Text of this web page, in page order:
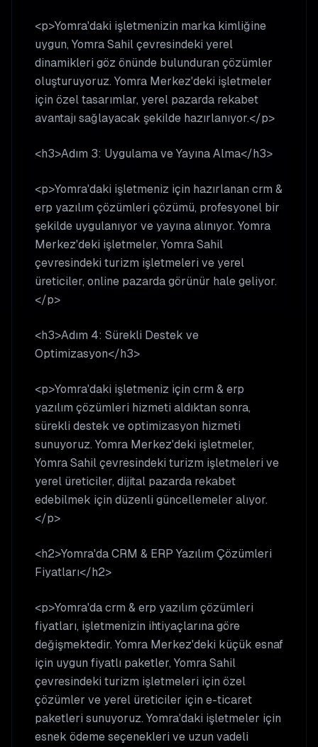
<p>Yomra'daki işletmenizin marka kimliğine
uygun, Yomra Sahil çevresindeki yerel
dinamikleri göz önünde bulunduran çözümler
oluşturuyoruz. Yomra Merkez'deki işletmeler
için özel tasarımlar, yerel pazarda rekabet
avantajı sağlayacak şekilde hazırlanıyor.</p>
<h3>Adım 3: Uygulama ve Yayına Alma</h3>
<p>Yomra'daki işletmeniz için hazırlanan crm &
erp yazılım çözümleri çözümü, profesyonel bir
şekilde uygulanıyor ve yayına alınıyor. Yomra
Merkez'deki işletmeler, Yomra Sahil
çevresindeki turizm işletmeleri ve yerel
üreticiler, online pazarda görünür hale geliyor.
</p>
<h3>Adım 4: Sürekli Destek ve
Optimizasyon</h3>
<p>Yomra'daki işletmeniz için crm & erp
yazılım çözümleri hizmeti aldıktan sonra,
sürekli destek ve optimizasyon hizmeti
sunuyoruz. Yomra Merkez'deki işletmeler,
Yomra Sahil çevresindeki turizm işletmeleri ve
yerel üreticiler, dijital pazarda rekabet
edebilmek için düzenli güncellemeler alıyor.
</p>
<h2>Yomra'da CRM & ERP Yazılım Çözümleri
Fiyatları</h2>
<p>Yomra'da crm & erp yazılım çözümleri
fiyatları, işletmenizin ihtiyaçlarına göre
değişmektedir. Yomra Merkez'deki küçük esnaf
için uygun fiyatlı paketler, Yomra Sahil
çevresindeki turizm işletmeleri için özel
çözümler ve yerel üreticiler için e-ticaret
paketleri sunuyoruz. Yomra'daki işletmeler için
esnek ödeme seçenekleri ve uzun vadeli